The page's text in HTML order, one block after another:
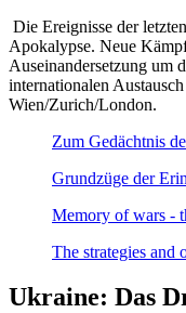
Die Ereignisse der
Apokalypse. Neue
Auseinandersetzung um
internationalen
Wien/Zurich/London.
Zum Gedächtnis
Grundzüge der
Memory of wars -
The strategies and
Ukraine: Das